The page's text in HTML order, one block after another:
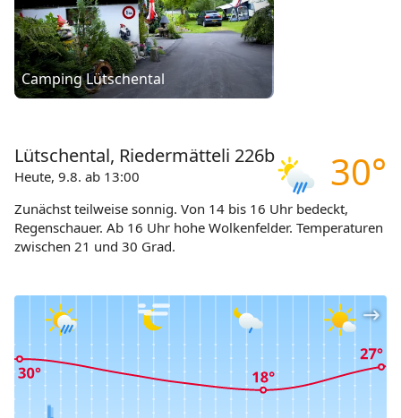
Camping Lütschental
30°
Lütschental, Riedermätteli 226b
Heute, 9.8. ab 13:00
Zunächst teilweise sonnig. Von 14 bis 16 Uhr bedeckt,
Regenschauer. Ab 16 Uhr hohe Wolkenfelder. Temperaturen
zwischen 21 und 30 Grad.